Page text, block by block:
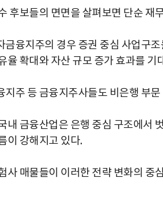
후보들의 면면을 살펴보면 단순 재
금융지주의 경우 증권 중심 사업구
율 확대와 자산 규모 증가 효과를 기
지주 등 금융지주사들도 비은행 부
내 금융산업은 은행 중심 구조에서
이 강해지고 있다.
사 매물들이 이러한 전략 변화의 중